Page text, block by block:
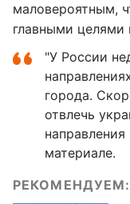
маловероятным,
главными целями
"У России
города.
отвлечь
материале.
РЕКОМЕНДУЕМ: